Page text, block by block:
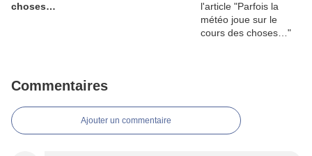
choses…
Commentaires
Ajouter un commentaire